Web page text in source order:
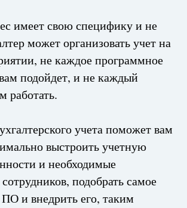
имеет свою специфику и не
может организовать учет на
не каждое программное
подойдет, и не каждый
работать.
учета поможет вам
выстроить учетную
и необходимые
подобрать самое
и внедрить его, таким